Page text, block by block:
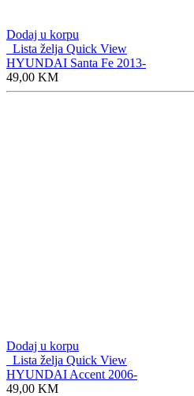
Dodaj u korpu
Lista želja Quick View
HYUNDAI Santa Fe 2013-
49,00 KM
Dodaj u korpu
Lista želja Quick View
HYUNDAI Accent 2006-
49,00 KM